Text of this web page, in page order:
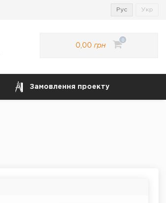
Рус Укр
0,00 грн
0
Замовлення проекту